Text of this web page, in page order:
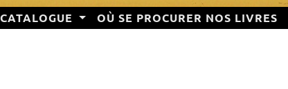
CATALOGUE OÙ SE PROCURER NOS LIVRES